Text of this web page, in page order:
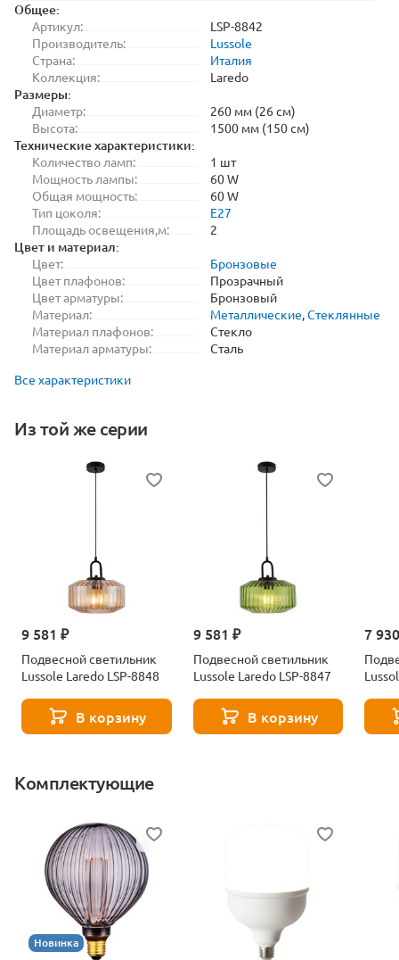
Общее:
Артикул:
LSP-8842
Производитель:
Lussole
Страна:
Италия
Коллекция:
Laredo
Размеры:
Диаметр:
260 мм (26 см)
Высота:
1500 мм (150 см)
Технические характеристики:
Количество ламп:
1 шт
Мощность лампы:
60 W
Общая мощность:
60 W
Тип цоколя:
E27
Площадь освещения,м:
2
Цвет и материал:
Цвет:
Бронзовые
Цвет плафонов:
Прозрачный
Цвет арматуры:
Бронзовый
Материал:
Металлические,Стеклянные
Материал плафонов:
Стекло
Материал арматуры:
Сталь
Все характеристики
Из той же серии
9 581 ₽
Подвесной светильник
Lussole Laredo LSP-8848
В корзину
9 581 ₽
Подвесной светильник
Lussole Laredo LSP-8847
В корзину
7
Комплектующие
Новинка